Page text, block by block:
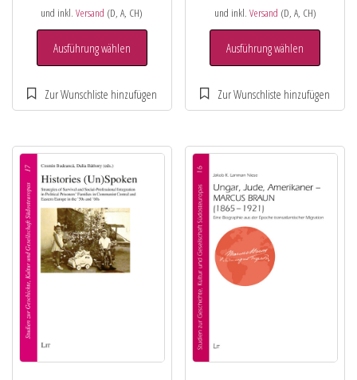
und inkl.Versand (D, A, CH)
Ausführung wählen
und inkl. Versand (D, A, CH)
Ausführung wählen